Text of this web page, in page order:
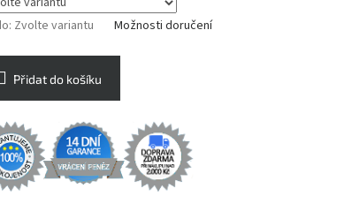
Zvolte variantu Možnosti doručení
Přidat do košíku